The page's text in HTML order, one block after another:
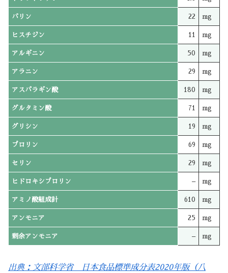
バリン 22 mg
ヒスチジン 11 mg
アルギニン 50 mg
アラニン 29 mg
アスパラギン酸 180 mg
グルタミン酸 71 mg
グリシン 19 mg
プロリン 69 mg
セリン 29 mg
ヒドロキシプロリン – mg
アミノ酸組成計 610 mg
アンモニア 25 mg
剰余アンモニア – mg
出典：文部科学省 日本食品標準成分表2020年版（八